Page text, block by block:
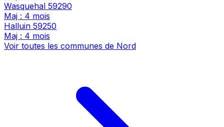
Wasquehal 59290
Maj : 4 mois
Halluin 59250
Maj : 4 mois
Voir toutes les communes de Nord